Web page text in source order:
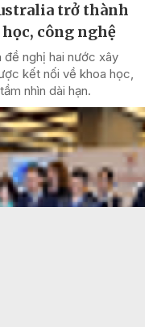
trở thành
công nghệ
nghị hai nước xây
kết nối về khoa học,
nhìn dài hạn.